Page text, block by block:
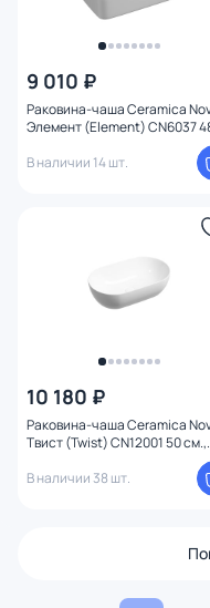
9 010 ₽
Раковина-чаша Ceramica
Элемент (Element) CN6037
В наличии 14 шт.
10 180 ₽
Раковина-чаша Ceramica
Твист (Twist) CN12001 50 см.,
В наличии 38 шт.